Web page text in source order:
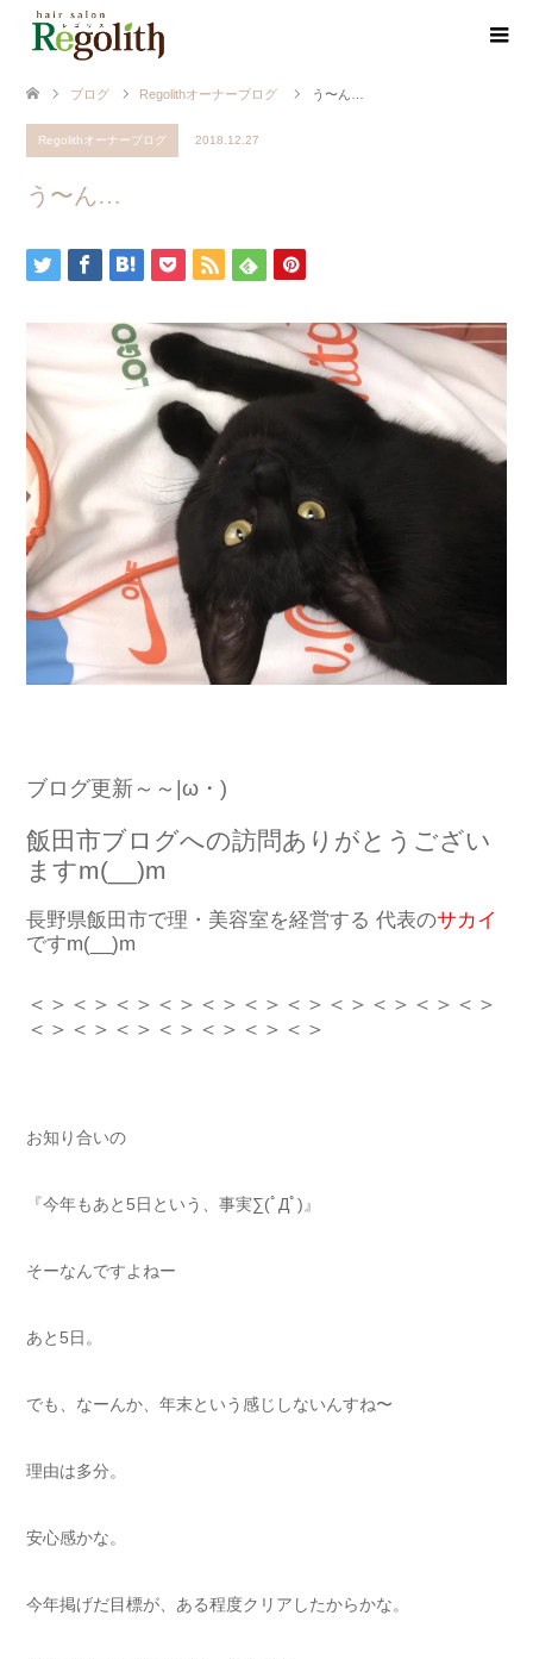
ブログ Regolithオーナーブログ う〜ん…
Regolithオーナーブログ 2018.12.27
う〜ん…
ブログ更新～～|ω・)
飯田市ブログへの訪問ありがとうござい
ますm(__)m
長野県飯田市で理・美容室を経営する 代表のサカイ
ですm(__)m
＜＞＜＞＜＞＜＞＜＞＜＞＜＞＜＞＜＞＜＞＜＞
＜＞＜＞＜＞＜＞＜＞＜＞＜＞
お知り合いの
『今年もあと5日という、事実∑(ﾟДﾟ)』
そーなんですよねー
あと5日。
でも、なーんか、年末という感じしないんすね〜
理由は多分。
安心感かな。
今年掲げだ目標が、ある程度クリアしたからかな。